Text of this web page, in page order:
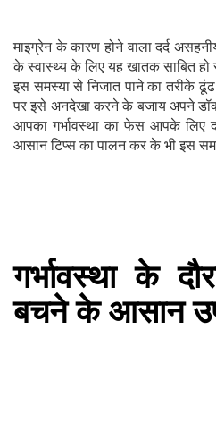
माइग्रेन के कारण होने वाला दर्द
के स्वास्थ्य के लिए यह खातक साबित
इस समस्या से निजात पाने का तरीके ढूंढ
पर इसे अनदेखा करने के बजाय अपने
आपका गर्भावस्था का फेस आपके लिए
आसान टिप्स का पालन कर के भी इस
गर्भावस्था के
बचने के आसान